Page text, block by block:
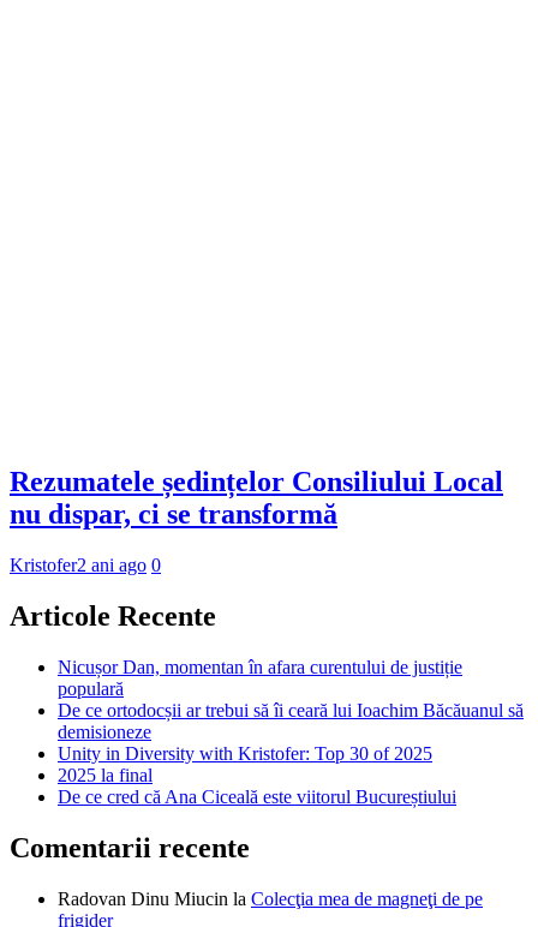
Rezumatele ședințelor Consiliului Local
nu dispar, ci se transformă
Kristofer2 ani ago 0
Articole Recente
Nicușor Dan, momentan în afara curentului de justiție
populară
De ce ortodocșii ar trebui să îi ceară lui Ioachim Băcăuanul să
demisioneze
Unity in Diversity with Kristofer: Top 30 of 2025
2025 la final
De ce cred că Ana Ciceală este viitorul Bucureștiului
Comentarii recente
Radovan Dinu Miucin la Colecţia mea de magneţi de pe
frigider